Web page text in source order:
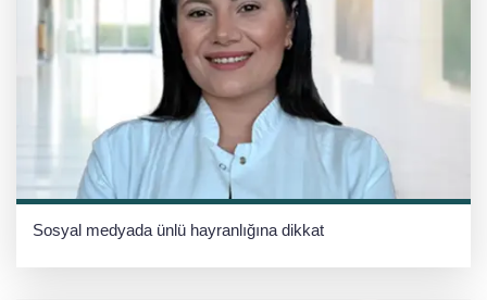
Sosyal medyada ünlü hayranlığına dikkat